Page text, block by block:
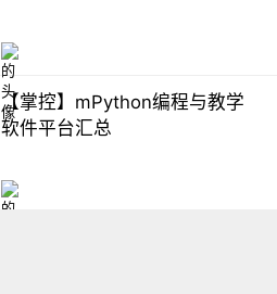
【掌控】mPython编程与教学
软件平台汇总